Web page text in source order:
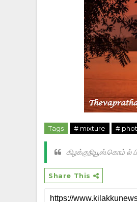
Tags # mixture #
கிழக்குநியூஸ்.கொம் ல்
Share This